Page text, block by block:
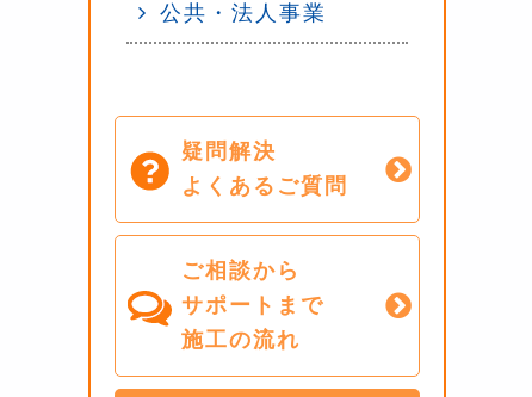
公共・法人事業
疑問解決
よくあるご質問
ご相談から
サポートまで
施工の流れ